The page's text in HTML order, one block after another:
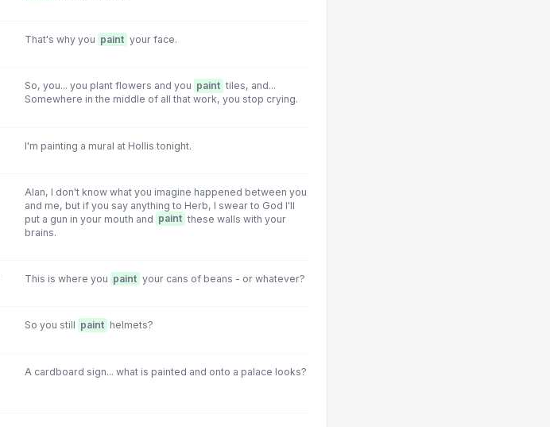
That's why you paint your face.
So, you... you plant flowers and you paint tiles, and...
Somewhere in the middle of all that work, you stop crying.
I'm painting a mural at Hollis tonight.
Alan, I don't know what you imagine happened between you
and me, but if you say anything to Herb, I swear to God I'll
put a gun in your mouth and paint these walls with your
brains.
This is where you paint your cans of beans - or whatever?
So you still paint helmets?
A cardboard sign... what is painted and onto a palace looks?